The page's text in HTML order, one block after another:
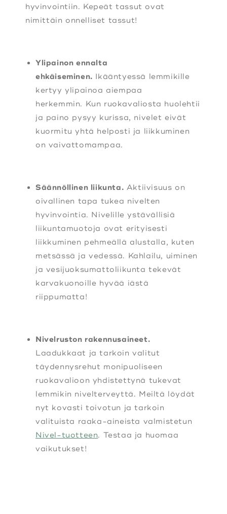
hyvinvointiin. Kepeät tassut ovat
nimittäin onnelliset tassut!
Ylipainon ennalta
ehkäiseminen. Ikääntyessä lemmikille
kertyy ylipainoa aiempaa
herkemmin. Kun ruokavaliosta huolehtii
ja paino pysyy kurissa, nivelet eivät
kuormitu yhtä helposti ja liikkuminen
on vaivattomampaa.
Säännöllinen liikunta. Aktiivisuus on
oivallinen tapa tukea nivelten
hyvinvointia. Nivelille ystävällisiä
liikuntamuotoja ovat erityisesti
liikkuminen pehmeällä alustalla, kuten
metsässä ja vedessä. Kahlailu, uiminen
ja vesijuoksumattoliikunta tekevät
karvakuonoille hyvää iästä
riippumatta!
Nivelruston rakennusaineet.
Laadukkaat ja tarkoin valitut
täydennysrehut monipuoliseen
ruokavalioon yhdistettynä tukevat
lemmikin nivelterveyttä. Meiltä löydät
nyt kovasti toivotun ja tarkoin
valituista raaka-aineista valmistetun
Nivel-tuotteen. Testaa ja huomaa
vaikutukset!